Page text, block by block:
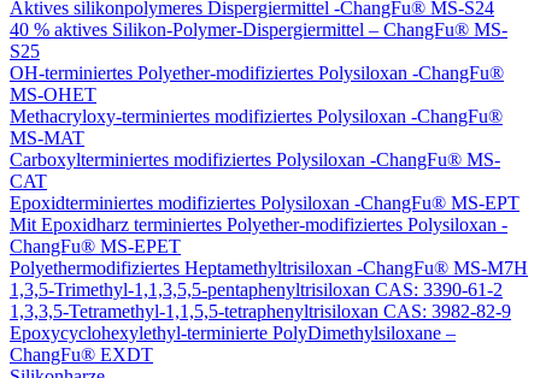
Aktives silikonpolymeres Dispergiermittel -ChangFu® MS-S24
40 % aktives Silikon-Polymer-Dispergiermittel – ChangFu® MS-
S25
OH-terminiertes Polyether-modifiziertes Polysiloxan -ChangFu®
MS-OHET
Methacryloxy-terminiertes modifiziertes Polysiloxan -ChangFu®
MS-MAT
Carboxylterminiertes modifiziertes Polysiloxan -ChangFu® MS-
CAT
Epoxidterminiertes modifiziertes Polysiloxan -ChangFu® MS-EPT
Mit Epoxidharz terminiertes Polyether-modifiziertes Polysiloxan -
ChangFu® MS-EPET
Polyethermodifiziertes Heptamethyltrisiloxan -ChangFu® MS-M7H
1,3,5-Trimethyl-1,1,3,5,5-pentaphenyltrisiloxan CAS: 3390-61-2
1,3,3,5-Tetramethyl-1,1,5,5-tetraphenyltrisiloxan CAS: 3982-82-9
Epoxycyclohexylethyl-terminierte PolyDimethylsiloxane –
ChangFu® EXDT